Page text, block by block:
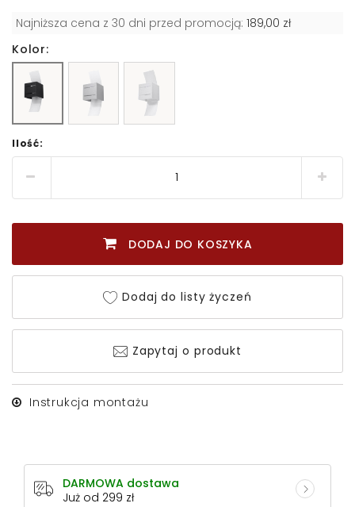
Najniższa cena z 30 dni przed promocją: 189,00 zł
Kolor:
Ilość:
DODAJ DO KOSZYKA
Dodaj do listy życzeń
Zapytaj o produkt
Instrukcja montażu
DARMOWA dostawa
Już od 299 zł